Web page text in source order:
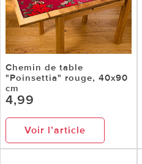
Chemin de table
"Poinsettia" rouge, 40x90
cm
4,99
Voir l’article